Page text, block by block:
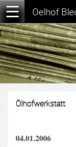
Oelhof
Ölhofwerkstatt
04.01.2006